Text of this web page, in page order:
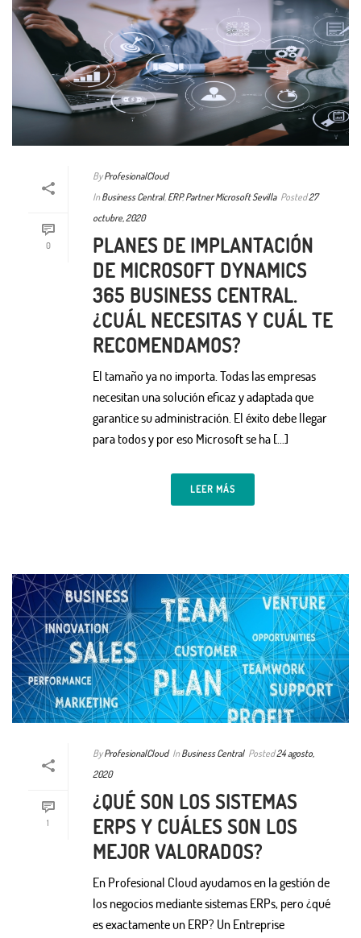
0
By ProfesionalCloud
In Business Central, ERP,Partner Microsoft Sevilla Posted27
octubre, 2020
PLANES DE IMPLANTACIÓN
DE MICROSOFT DYNAMICS
365 BUSINESS CENTRAL.
¿CUÁL NECESITAS Y CUÁL TE
RECOMENDAMOS?
El tamaño ya no importa. Todas las empresas
necesitan una solución eficaz y adaptada que
garantice su administración. El éxito debe llegar
para todos y por eso Microsoft se ha […]
LEER MÁS
1
By ProfesionalCloud In Business Central Posted24 agosto,
2020
¿QUÉ SON LOS SISTEMAS
ERPS Y CUÁLES SON LOS
MEJOR VALORADOS?
En Profesional Cloud ayudamos en la gestión de
los negocios mediante sistemas ERPs, pero ¿qué
es exactamente un ERP? Un Entreprise